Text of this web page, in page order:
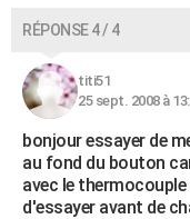
RÉPONSE 4 / 4
titi51
25 sept. 2008 à
bonjour essayer de
au fond du bouton
avec le
d'essayer avant de